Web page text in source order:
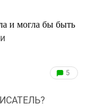
и могла бы быть
5